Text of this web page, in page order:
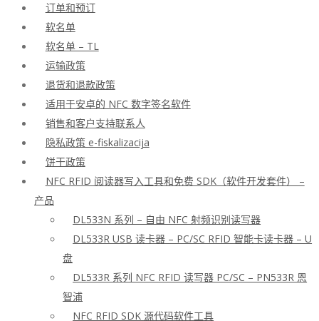
订单和预订
软名单
软名单 – TL
运输政策
退货和退款政策
适用于安卓的 NFC 数字签名软件
销售和客户支持联系人
隐私政策 e-fiskalizacija
饼干政策
NFC RFID 阅读器写入工具和免费 SDK（软件开发套件） –
产品
DL533N 系列 – 自由 NFC 射频识别读写器
DL533R USB 读卡器 – PC/SC RFID 智能卡读卡器 – U
盘
DL533R 系列 NFC RFID 读写器 PC/SC – PN533R 恩
智浦
NFC RFID SDK 源代码软件工具